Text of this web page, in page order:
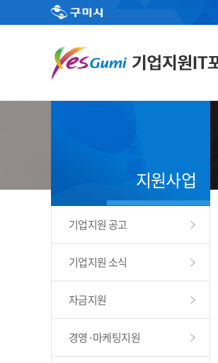
지원사업
기업지원 공고
기업지원 소식
자금지원
경영·마케팅지원